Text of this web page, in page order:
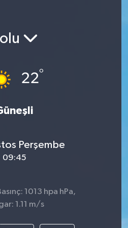
22°
Perşembe
09:45
1013 hpa hPa,
1.11 m/s